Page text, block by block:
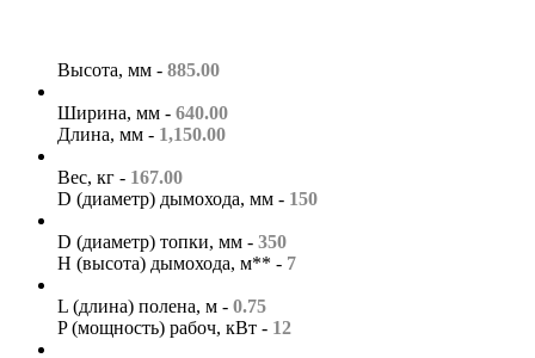
Высота, мм - 885.00
Ширина, мм - 640.00
Длина, мм - 1,150.00
Вес, кг - 167.00
D (диаметр) дымохода, мм - 150
D (диаметр) топки, мм - 350
H (высота) дымохода, м** - 7
L (длина) полена, м - 0.75
P (мощность) рабоч, кВт - 12